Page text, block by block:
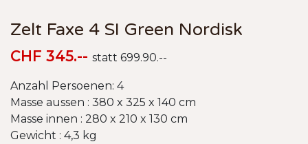
Zelt Faxe 4 SI Green Nordisk
CHF 345.-- statt 699.90.--
Anzahl Persoenen: 4
Masse aussen : 380 x 325 x 140 cm
Masse innen : 280 x 210 x 130 cm
Gewicht : 4,3 kg